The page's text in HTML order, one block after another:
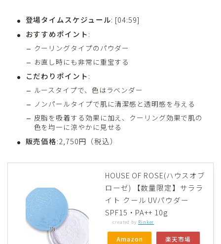
登場タイムスケジュール: [04:59]
おすすめポイント:
クーリングタイプのパウダー
お直し時にも非常に重宝する
こだわりポイント:
ルースタイプで、色はラベンダー
ノンパールタイプで肌に清潔感と透明感を与える
皮脂を吸着する効果に加え、クーリング効果で肌の
色を均一に涼やかに見せる
販売価格:2,750円（税込）
HOUSE OF ROSE(ハウスオブ
ローゼ) 【数量限定】サララ
イト クール UVパウダー
SPF15・PA++ 10g
created by Rinker
Amazon 楽天市場